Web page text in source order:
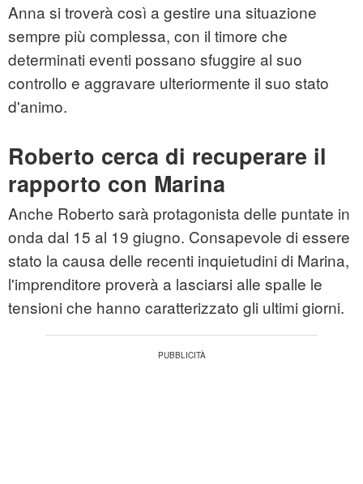
Anna si troverà così a gestire una situazione
sempre più complessa, con il timore che
determinati eventi possano sfuggire al suo
controllo e aggravare ulteriormente il suo stato
d'animo.
Roberto cerca di recuperare il
rapporto con Marina
Anche Roberto sarà protagonista delle puntate in
onda dal 15 al 19 giugno. Consapevole di essere
stato la causa delle recenti inquietudini di Marina,
l'imprenditore proverà a lasciarsi alle spalle le
tensioni che hanno caratterizzato gli ultimi giorni.